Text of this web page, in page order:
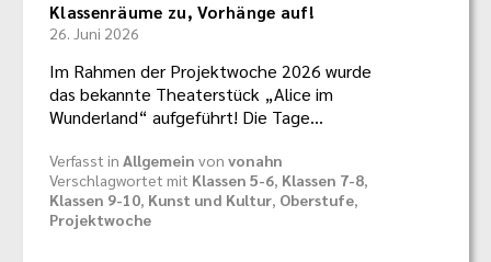
Klassenräume zu, Vorhänge auf!
26. Juni 2026
Im Rahmen der Projektwoche 2026 wurde
das bekannte Theaterstück „Alice im
Wunderland“ aufgeführt! Die Tage…
Verfasst in Allgemein von vonahn
Verschlagwortet mit Klassen 5-6, Klassen 7-8,
Klassen 9-10, Kunst und Kultur, Oberstufe,
Projektwoche